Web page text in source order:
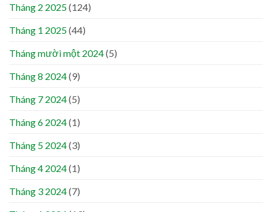
Tháng 2 2025(124)
Tháng 1 2025(44)
Tháng mười một 2024(5)
Tháng 8 2024(9)
Tháng 7 2024(5)
Tháng 6 2024(1)
Tháng 5 2024(3)
Tháng 4 2024(1)
Tháng 3 2024(7)